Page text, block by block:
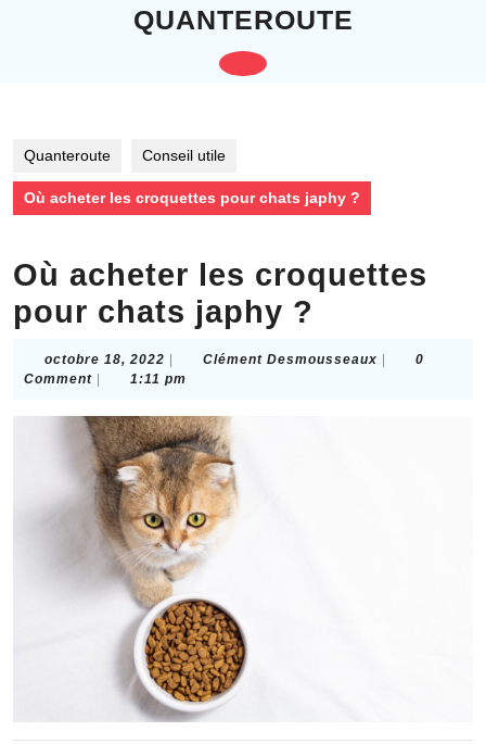
QUANTEROUTE
Open
Quanteroute Conseil utile
Où acheter les croquettes pour chats japhy ?
Où acheter les croquettes
pour chats japhy ?
octobre 18, 2022 octobre
18,
Clément Desmousseaux Clément
0
Comment
1:11 pm